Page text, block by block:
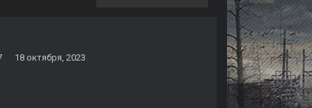
18 октября, 2023